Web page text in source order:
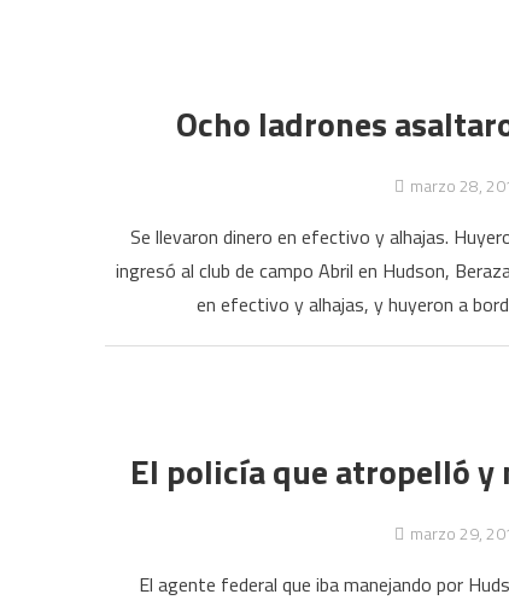
Ocho ladrones
marzo 28,
Se llevaron dinero en efectivo y alhajas.
ingresó al club de campo Abril en Hudson,
en efectivo y alhajas, y huyeron a
El policía que atropelló y
marzo 29,
El agente federal que iba manejando por